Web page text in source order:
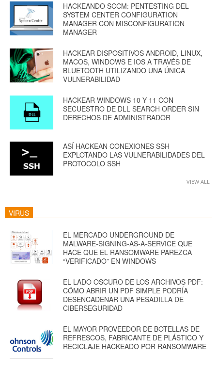
HACKEANDO SCCM: PENTESTING DEL
SYSTEM CENTER CONFIGURATION
MANAGER CON MISCONFIGURATION
MANAGER
HACKEAR DISPOSITIVOS ANDROID, LINUX,
MACOS, WINDOWS E IOS A TRAVÉS DE
BLUETOOTH UTILIZANDO UNA ÚNICA
VULNERABILIDAD
HACKEAR WINDOWS 10 Y 11 CON
SECUESTRO DE DLL SEARCH ORDER SIN
DERECHOS DE ADMINISTRADOR
ASÍ HACKEAN CONEXIONES SSH
EXPLOTANDO LAS VULNERABILIDADES DEL
PROTOCOLO SSH
VIEW ALL
VIRUS
EL MERCADO UNDERGROUND DE
MALWARE-SIGNING-AS-A-SERVICE QUE
HACE QUE EL RANSOMWARE PAREZCA
“VERIFICADO” EN WINDOWS
EL LADO OSCURO DE LOS ARCHIVOS PDF:
CÓMO ABRIR UN PDF SIMPLE PODRÍA
DESENCADENAR UNA PESADILLA DE
CIBERSEGURIDAD
EL MAYOR PROVEEDOR DE BOTELLAS DE
REFRESCOS, FABRICANTE DE PLÁSTICO Y
RECICLAJE HACKEADO POR RANSOMWARE